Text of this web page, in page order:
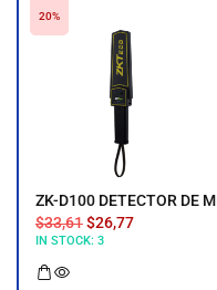
20%
ZK-D100 DETECTOR DE
$33,61$26,77
IN STOCK: 3